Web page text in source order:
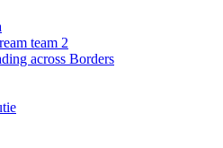
team 2
across Borders